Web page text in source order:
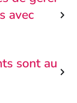
avec
sont au